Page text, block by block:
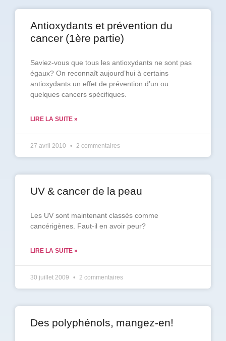
Antioxydants et prévention du
cancer (1ère partie)
Saviez-vous que tous les antioxydants ne sont pas
égaux? On reconnaît aujourd’hui à certains
antioxydants un effet de prévention d’un ou
quelques cancers spécifiques.
LIRE LA SUITE »
27 avril 2010 2 commentaires
UV & cancer de la peau
Les UV sont maintenant classés comme
cancérigènes. Faut-il en avoir peur?
LIRE LA SUITE »
30 juillet 2009 2 commentaires
Des polyphénols, mangez-en!